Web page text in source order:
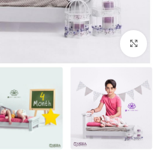
برای بزرگنمایی کلیک کنید